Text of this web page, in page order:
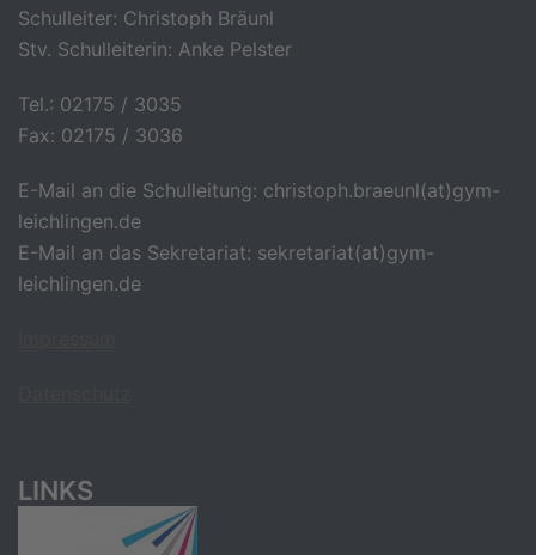
Schulleiter: Christoph Bräunl
Stv. Schulleiterin: Anke Pelster
Tel.: 02175 / 3035
Fax: 02175 / 3036
E-Mail an die Schulleitung: christoph.braeunl(at)gym-
leichlingen.de
E-Mail an das Sekretariat: sekretariat(at)gym-
leichlingen.de
LINKS